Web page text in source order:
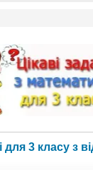
для 3 класу з